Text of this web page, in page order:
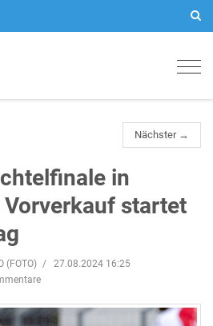
Nächster →
in
startet
(FOTO)
27.08.2024 16:25